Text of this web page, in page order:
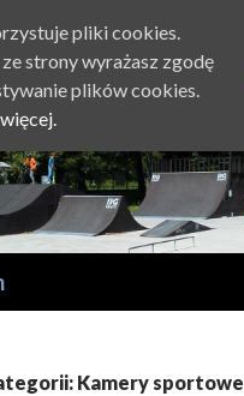
Kamery sportowe
pliki cookies.
strony wyrażasz zgodę
plików cookies.